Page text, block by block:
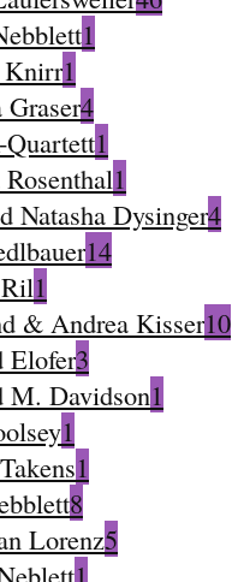
1
1
4
1
1
Natasha Dysinger4
14
1
& Andrea Kisser10
Elofer3
M. Davidson1
1
1
8
Lorenz5